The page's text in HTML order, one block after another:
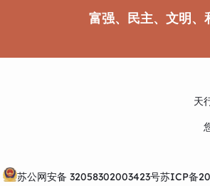
富强、民主、文明、
天
苏公网安备 32058302003423号苏ICP备